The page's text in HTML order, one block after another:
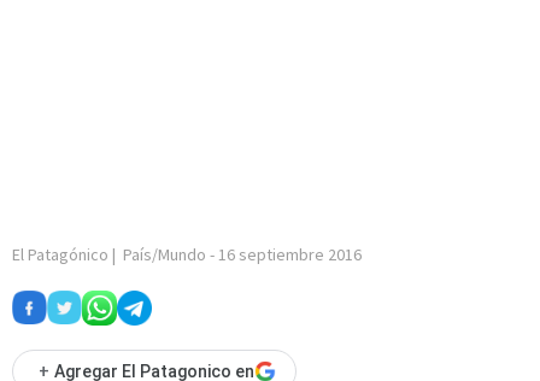
El Patagónico | País/Mundo - 16 septiembre 2016
+ Agregar El Patagonico en